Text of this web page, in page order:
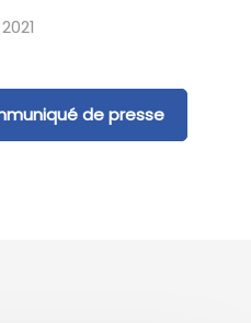
de presse